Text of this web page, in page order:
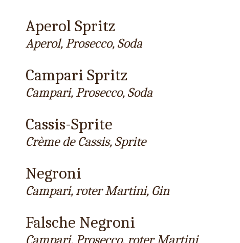
Aperol Spritz
Aperol, Prosecco, Soda
Campari Spritz
Campari, Prosecco, Soda
Cassis-Sprite
Crème de Cassis, Sprite
Negroni
Campari, roter Martini, Gin
Falsche Negroni
Campari, Prosecco, roter Martini